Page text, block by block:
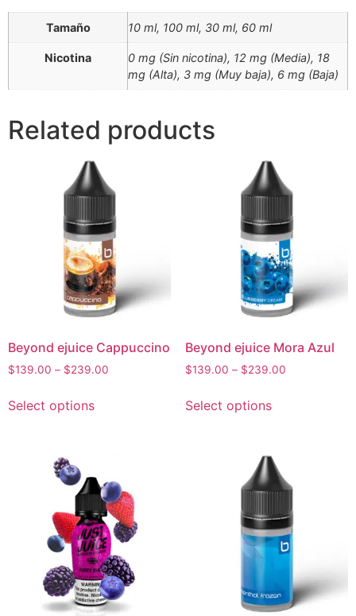
Tamaño 10 ml, 100 ml, 30 ml, 60 ml
Nicotina
0 mg (Sin nicotina), 12 mg (Media), 18
mg (Alta), 3 mg (Muy baja), 6 mg (Baja)
Related products
Beyond ejuice Cappuccino
$139.00 – $239.00
Select options
Beyond ejuice Mora Azul
$139.00 – $239.00
Select options